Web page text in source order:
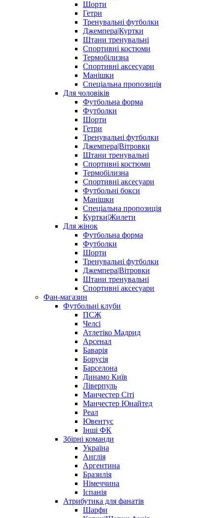
Шорти
Гетри
Тренувальні футболки
Джемпера|Куртки
Штани тренувальні
Спортивні костюми
Термобілизна
Спортивні аксесуари
Манішки
Спеціальна пропозиція
Для чоловіків
Футбольна форма
Футболки
Шорти
Гетри
Тренувальні футболки
Джемпера|Вітровки
Штани тренувальні
Спортивні костюми
Термобілизна
Спортивні аксесуари
Футбольні бокси
Манішки
Спеціальна пропозиція
Куртки|Жилети
Для жінок
Футбольна форма
Футболки
Шорти
Тренувальні футболки
Джемпера|Вітровки
Штани тренувальні
Спортивні аксесуари
Фан-магазин
Футбольні клуби
ПСЖ
Челсі
Атлетіко Мадрид
Арсенал
Баварія
Борусія
Барселона
Динамо Київ
Ліверпуль
Манчестер Сіті
Манчестер Юнайтед
Реал
Ювентус
Інші ФК
Збірні команди
Україна
Англія
Аргентина
Бразилія
Німеччина
Іспанія
Атрибутика для фанатів
Шарфи